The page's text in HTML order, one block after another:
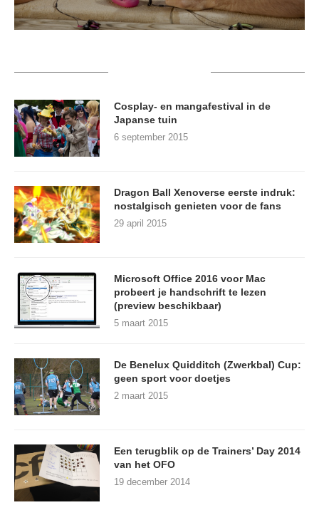
Cosplay- en mangafestival in de
Japanse tuin
6 september 2015
Dragon Ball Xenoverse eerste indruk:
nostalgisch genieten voor de fans
29 april 2015
Microsoft Office 2016 voor Mac
probeert je handschrift te lezen
(preview beschikbaar)
5 maart 2015
De Benelux Quidditch (Zwerkbal) Cup:
geen sport voor doetjes
2 maart 2015
Een terugblik op de Trainers’ Day 2014
van het OFO
19 december 2014